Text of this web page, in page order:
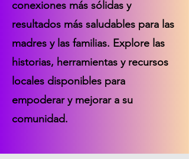
conexiones más sólidas y
resultados más saludables para las
madres y las familias. Explore las
historias, herramientas y recursos
locales disponibles para
empoderar y mejorar a su
comunidad.